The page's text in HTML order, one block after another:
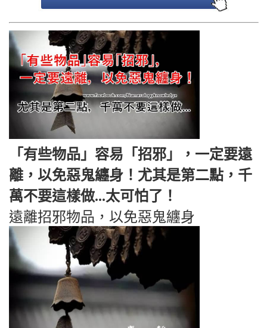
「有些物品」容易「招邪」，一定要遠
離，以免惡鬼纏身！尤其是第二點，千
萬不要這樣做...太可怕了！
遠離招邪物品，以免惡鬼纏身